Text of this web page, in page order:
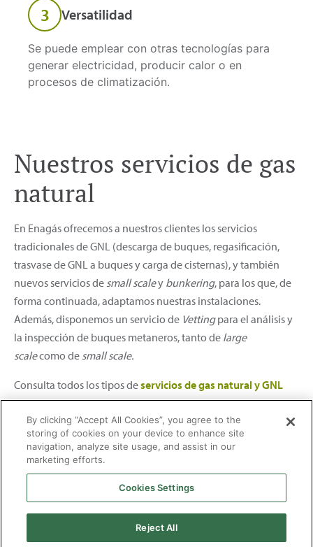
3 Versatilidad
Se puede emplear con otras tecnologías para
generar electricidad, producir calor o en
procesos de climatización.
Nuestros servicios de gas
natural
En Enagás ofrecemos a nuestros clientes los servicios
tradicionales de GNL (descarga de buques, regasificación,
trasvase de GNL a buques y carga de cisternas), y también
nuevos servicios de small scaley bunkering, para los que, de
forma continuada, adaptamos nuestras instalaciones.
Además, disponemos un servicio de Vettingpara el análisis y
la inspección de buques metaneros, tanto de large
scalecomo de small scale.
Consulta todos los tipos deservicios de gas natural y GNL
que prestamos.
By clicking “Accept All Cookies”, you agree to the
storing of cookies on your device to enhance site
navigation, analyze site usage, and assist in our
marketing efforts.
Cookies Settings
Reject All